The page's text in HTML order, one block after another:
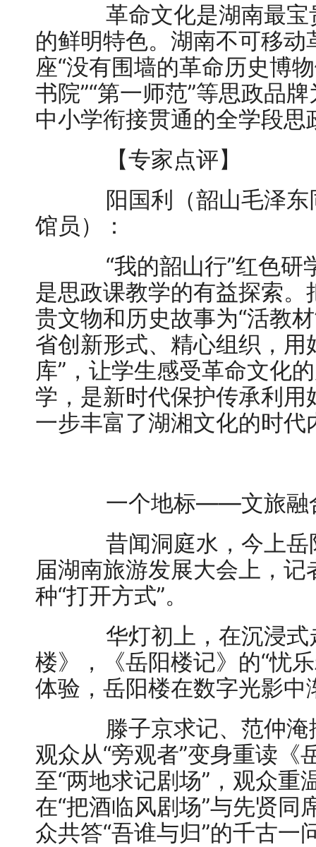
革命文化是湖南最宝
的鲜明特色。湖南不可移
座“没有围墙的革命历史博
书院”“第一师范”等思政品
中小学衔接贯通的全学段思
【专家点评】
阳国利（韶山毛泽东
馆员）：
“我的韶山行”红色研
是思政课教学的有益探索
贵文物和历史故事为“活教
省创新形式、精心组织，用
库”，让学生感受革命文化
学，是新时代保护传承利
一步丰富了湖湘文化的时代
一个地标——文旅融
昔闻洞庭水，今上岳
届湖南旅游发展大会上，
种“打开方式”。
华灯初上，在沉浸式
楼》，《岳阳楼记》的“忧
体验，岳阳楼在数字光影
滕子京求记、范仲淹
观众从“旁观者”变身重读《
至“两地求记剧场”，观众重
在“把酒临风剧场”与先贤
众共答“吾谁与归”的千古